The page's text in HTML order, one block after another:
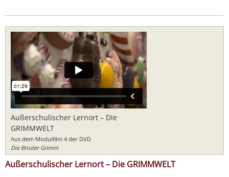
Außerschulischer Lernort – Die
GRIMMWELT
Aus dem Modulfilm 4 der DVD
Die Brüder Grimm
Außerschulischer Lernort – Die GRIMMWELT